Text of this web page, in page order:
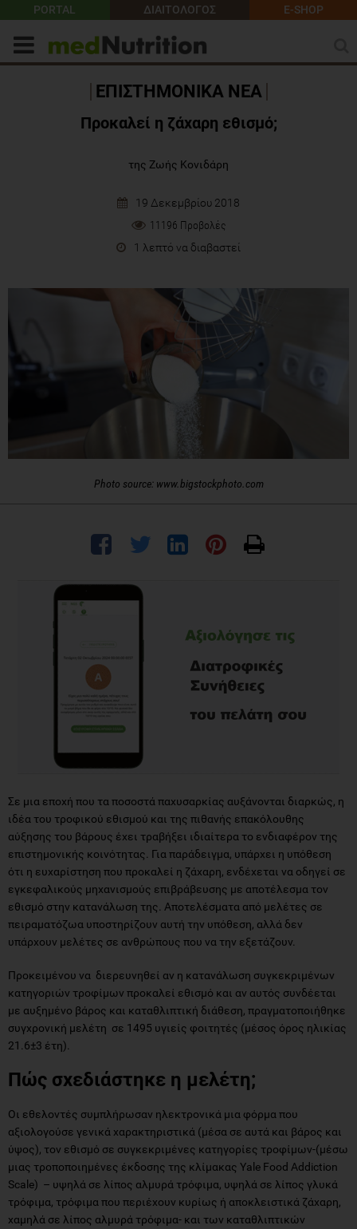
PORTAL ΔΙΑΙΤΟΛΟΓΟΣ E-SHOP
ΕΠΙΣΤΗΜΟΝΙΚΑ ΝΕΑ
Προκαλεί η ζάχαρη εθισμό;
της Ζωής Κονιδάρη
19 Δεκεμβρίου 2018
11196 Προβολές
1 λεπτό να διαβαστεί
Photo source: www.bigstockphoto.com
Σε μια εποχή που τα ποσοστά παχυσαρκίας αυξάνονται διαρκώς, η
ιδέα του τροφικού εθισμού και της πιθανής επακόλουθης
αύξησης του βάρους έχει τραβήξει ιδιαίτερα το ενδιαφέρον της
επιστημονικής κοινότητας. Για παράδειγμα, υπάρχει η υπόθεση
ότι η ευχαρίστηση που προκαλεί η ζάχαρη, ενδέχεται να οδηγεί σε
εγκεφαλικούς μηχανισμούς επιβράβευσης με αποτέλεσμα τον
εθισμό στην κατανάλωση της. Αποτελέσματα από μελέτες σε
πειραματόζωα υποστηρίζουν αυτή την υπόθεση, αλλά δεν
υπάρχουν μελέτες σε ανθρώπους που να την εξετάζουν.
Προκειμένου να διερευνηθεί αν η κατανάλωση συγκεκριμένων
κατηγοριών τροφίμων προκαλεί εθισμό και αν αυτός συνδέεται
με αυξημένο βάρος και καταθλιπτική διάθεση, πραγματοποιήθηκε
συγχρονική μελέτη σε 1495 υγιείς φοιτητές (μέσος όρος ηλικίας
21.6±3 έτη).
Πώς σχεδιάστηκε η μελέτη;
Οι εθελοντές συμπλήρωσαν ηλεκτρονικά μια φόρμα που
αξιολογούσε γενικά χαρακτηριστικά (μέσα σε αυτά και βάρος και
ύψος), τον εθισμό σε συγκεκριμένες κατηγορίες τροφίμων-(μέσω
μιας τροποποιημένες έκδοσης της κλίμακας Yale Food Addiction
Scale) – υψηλά σε λίπος αλμυρά τρόφιμα, υψηλά σε λίπος γλυκά
τρόφιμα, τρόφιμα που περιέχουν κυρίως ή αποκλειστικά ζάχαρη,
χαμηλά σε λίπος αλμυρά τρόφιμα- και των καταθλιπτικών